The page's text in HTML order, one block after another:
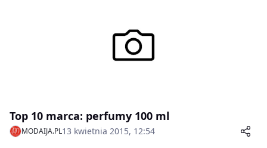
Top 10 marca: perfumy 100 ml
MODAIJA.PL13 kwietnia 2015, 12:54